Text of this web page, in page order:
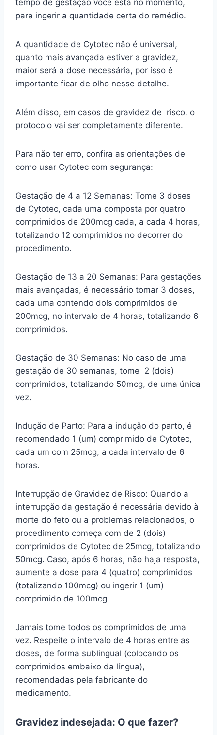
tempo de gestação você está no momento,
para ingerir a quantidade certa do remédio.
A quantidade de Cytotec não é universal,
quanto mais avançada estiver a gravidez,
maior será a dose necessária, por isso é
importante ficar de olho nesse detalhe.
Além disso, em casos de gravidez de risco, o
protocolo vai ser completamente diferente.
Para não ter erro, confira as orientações de
como usar Cytotec com segurança:
Gestação de 4 a 12 Semanas: Tome 3 doses
de Cytotec, cada uma composta por quatro
comprimidos de 200mcg cada, a cada 4 horas,
totalizando 12 comprimidos no decorrer do
procedimento.
Gestação de 13 a 20 Semanas: Para gestações
mais avançadas, é necessário tomar 3 doses,
cada uma contendo dois comprimidos de
200mcg, no intervalo de 4 horas, totalizando 6
comprimidos.
Gestação de 30 Semanas: No caso de uma
gestação de 30 semanas, tome 2 (dois)
comprimidos, totalizando 50mcg, de uma única
vez.
Indução de Parto: Para a indução do parto, é
recomendado 1 (um) comprimido de Cytotec,
cada um com 25mcg, a cada intervalo de 6
horas.
Interrupção de Gravidez de Risco: Quando a
interrupção da gestação é necessária devido à
morte do feto ou a problemas relacionados, o
procedimento começa com de 2 (dois)
comprimidos de Cytotec de 25mcg, totalizando
50mcg. Caso, após 6 horas, não haja resposta,
aumente a dose para 4 (quatro) comprimidos
(totalizando 100mcg) ou ingerir 1 (um)
comprimido de 100mcg.
Jamais tome todos os comprimidos de uma
vez. Respeite o intervalo de 4 horas entre as
doses, de forma sublingual (colocando os
comprimidos embaixo da língua),
recomendadas pela fabricante do
medicamento.
Gravidez indesejada: O que fazer?